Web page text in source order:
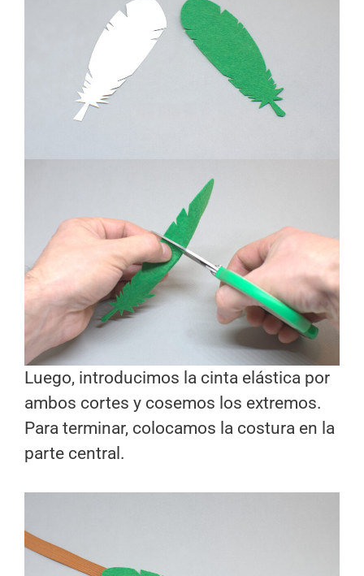
Luego, introducimos la cinta elástica por
ambos cortes y cosemos los extremos.
Para terminar, colocamos la costura en la
parte central.